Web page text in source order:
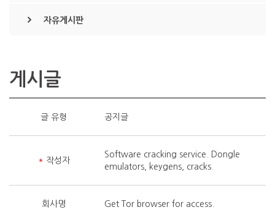
자유게시판
게시글
글 유형 공지글
* 작성자
Software cracking service. Dongle
emulators, keygens, cracks.
회사명 Get Tor browser for access.